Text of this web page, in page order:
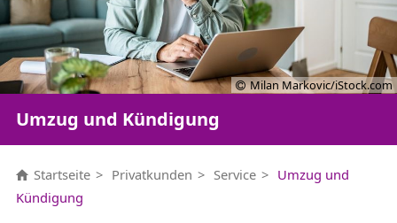
Milan Markovic/iStock.com
Umzug und Kündigung
Startseite Privatkunden Service
Umzug und
Kündigung